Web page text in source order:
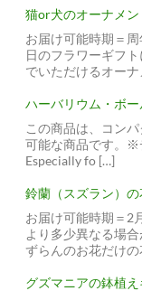
猫or犬のオーナメ
お届け可能時期＝
日のフラワーギフ
でいただけるオー
ハーバリウム・ボ
この商品は、コン
可能な商品です。※
Especially fo […]
鈴蘭（スズラン）
お届け可能時期＝2
より多少異なる場
ずらんのお花だけ
グズマニアの鉢植え